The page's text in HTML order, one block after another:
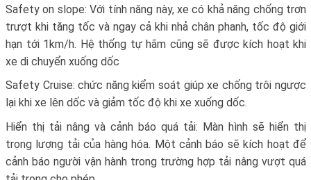
Safety on slope: Với tính năng này, xe có khả năng chống trơn
trượt khi tăng tốc và ngay cả khi nhả chân phanh, tốc độ giới
hạn tới 1km/h. Hệ thống tự hãm cũng sẽ được kích hoạt khi
xe di chuyển xuống dốc
Safety Cruise: chức năng kiểm soát giúp xe chống trôi ngược
lại khi xe lên dốc và giảm tốc độ khi xe xuống dốc.
Hiển thị tải nâng và cảnh báo quá tải: Màn hình sẽ hiển thị
trọng lượng tải của hàng hóa. Một cảnh báo sẽ kích hoạt để
cảnh báo người vận hành trong trường hợp tải nâng vượt quá